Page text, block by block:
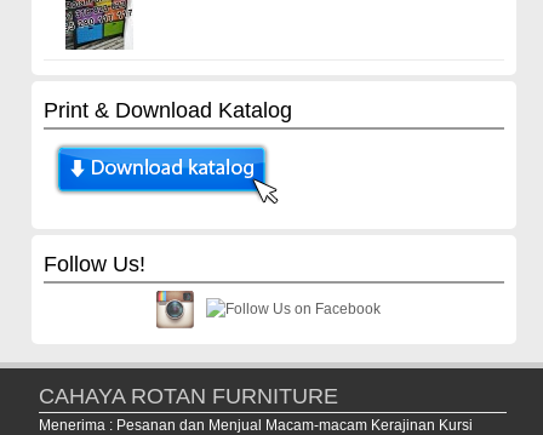
Print & Download Katalog
Follow Us!
CAHAYA ROTAN FURNITURE
Menerima : Pesanan dan Menjual Macam-macam Kerajinan Kursi